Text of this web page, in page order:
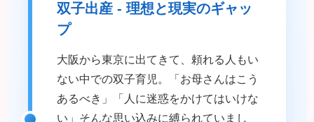
双子出産 - 理想と現実のギャッ
プ
大阪から東京に出てきて、頼れる人もい
ない中での双子育児。「お母さんはこう
あるべき」「人に迷惑をかけてはいけな
い」そんな思い込みに縛られていまし